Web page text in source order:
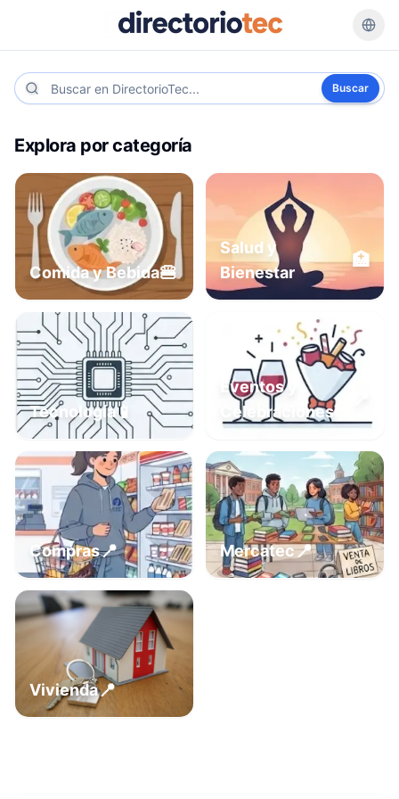
Buscar
Explora por categoría
Comida y Bebida🍔
Salud y
Bienestar
🏥
Tecnología📱
Eventos y
Celebraciones
Compras📍 Mercatec📍
Vivienda📍